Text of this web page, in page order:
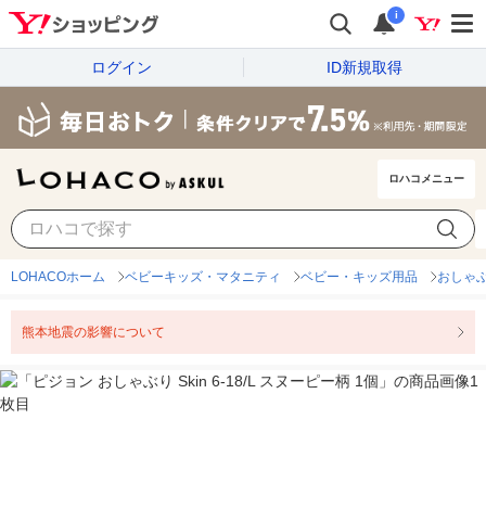
i
ログイン ID新規取得
ロハコメニュー
LOHACOホーム ベビーキッズ・マタニティ ベビー・キッズ用品 おしゃ
熊本地震の影響について